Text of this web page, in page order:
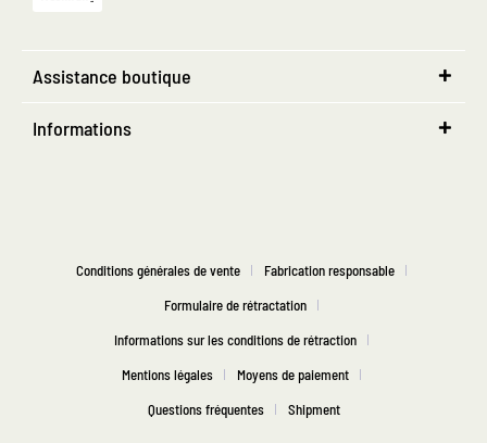
Assistance boutique
Informations
Conditions générales de vente
Fabrication responsable
Formulaire de rétractation
Informations sur les conditions de rétraction
Mentions légales
Moyens de paiement
Questions fréquentes
Shipment